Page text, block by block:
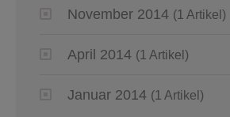
November 2014 (1 Artikel)
April 2014 (1 Artikel)
Januar 2014 (1 Artikel)